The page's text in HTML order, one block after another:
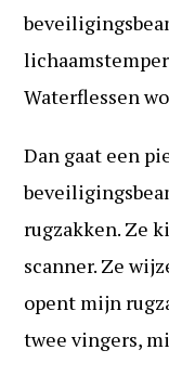
Waterflessen
Dan gaat een
rugzakken. Ze
scanner. Ze
opent mijn
twee vingers,